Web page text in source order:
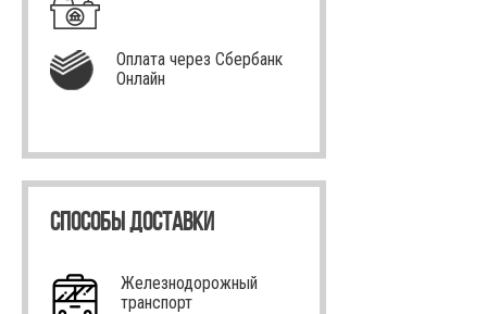
Оплата через Сбербанк
Онлайн
СПОСОБЫ ДОСТАВКИ
Железнодорожный
транспорт